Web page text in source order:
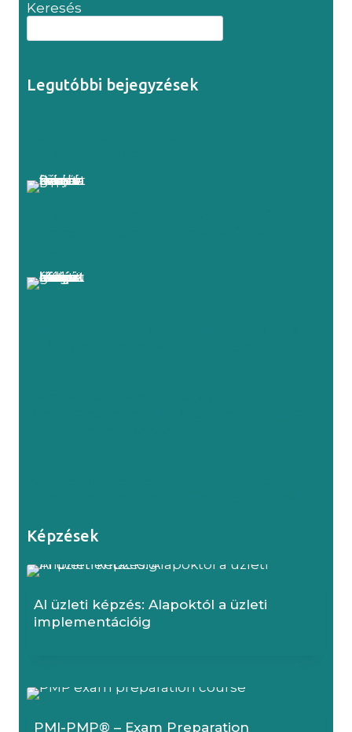
Keresés
Legutóbbi bejegyzések
Képzések
AI üzleti képzés: Alapoktól a üzleti
implementációig
PMI-PMP® – Exam Preparation